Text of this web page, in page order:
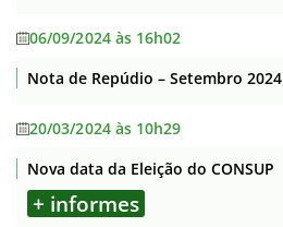
06/09/2024 às 16h02
Nota de Repúdio – Setembro 2024
20/03/2024 às 10h29
Nova data da Eleição do CONSUP
+ informes